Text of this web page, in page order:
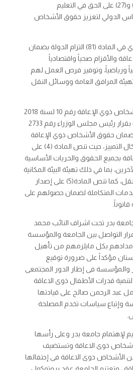
الشخصي، والمادتين (24) و(27) على الحق في التعليم
الدولي لتعزيز حقوق الأشخاص
كما يؤكد الدستور المصري في المادة (81) التزام الدولة بضمان
والأقزام صحياً واقتصادياً
ورياضياً، وتوفير فرص العمل لهم
المرافق العامة ووسائل النقل
ويرسخ قانون حقوق الأشخاص ذوي الإعاقة رقم 10 لسنة 2018
ولائحته التنفيذية الصادرة بقرار رئيس مجلس الوزراء رقم 2733
الدولة بضمان حقوق الأشخاص ذوي الإعاقة
وحمايتهم من جميع أشكال التمييز، حيث تنص المادة (4) على
بجميع الحقوق والحريات الأساسية
بما في ذلك تهيئة البيئة المكانية
والمعلوماتية ووسائل النقل، كما تنص المادة(5) على إصدار
المتكاملة لضمان حصولهم على
بدر تحت اشراف النائب محمد
التواصل بين الجامعة والمؤسسة
بكل مايلزمهم من تأهيل
مؤكداً على ضرورة توقيع
والمؤسسة فى إطار الدور المجتمعى
قدرات الأطفال ذوى الاعاقة
عبد الرحمن صالح على قيادتها
وإتباع سياسات تخدم المصلحة
لإهتمام جامعة بدر وعلى رأسها
ذوى الاعاقة وتستضيف
ذوى الاعاقة فى إحتفالها
، وتعتزم الجامعة عقد بروتوكول